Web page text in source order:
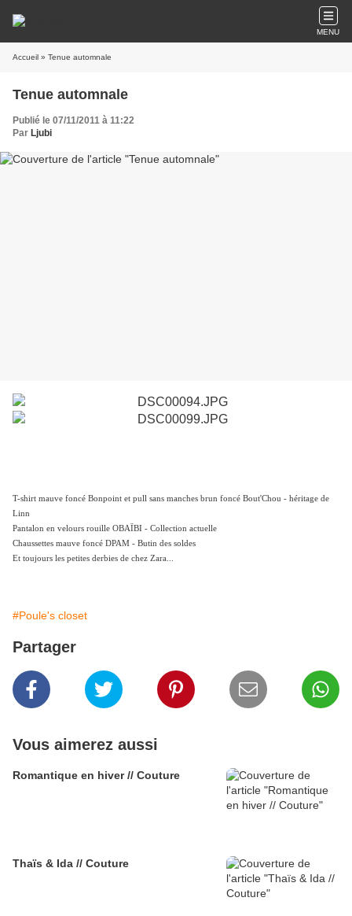
MENU
Accueil » Tenue automnale
Tenue automnale
Publié le 07/11/2011 à 11:22
Par Ljubi
T-shirt mauve foncé Bonpoint et pull sans manches brun foncé Bout'Chou - héritage de
Linn
Pantalon en velours rouille OBAÏBI - Collection actuelle
Chaussettes mauve foncé DPAM - Butin des soldes
Et toujours les petites derbies de chez Zara...
#Poule's closet
Partager
Vous aimerez aussi
Romantique en hiver // Couture
Thaïs & Ida // Couture